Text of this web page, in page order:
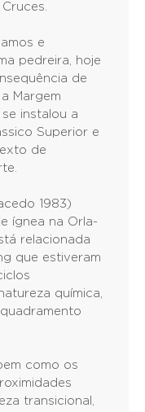
e
pedreira, hoje
de
Margem
instalou a
Superior e
de
1983)
ígnea na Orla-
relacionada
que estiveram
química,
como os
transicional,